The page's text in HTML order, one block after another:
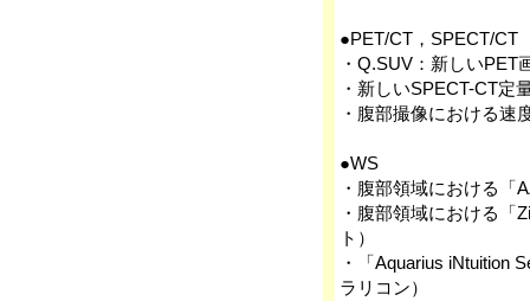
●PET/CT，SPECT/CT
・Q.SUV：新しいPET
・新しいSPECT-CT定
・腹部撮像における速
●WS
・腹部領域における「
・腹部領域における「
ト）
・「Aquarius iNtuition
ラリコン）